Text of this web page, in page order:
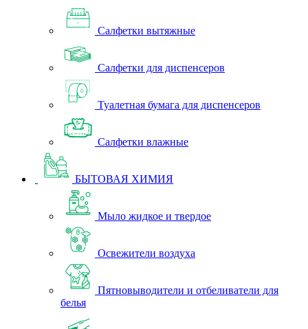
Салфетки вытяжные
Салфетки для диспенсеров
Туалетная бумага для диспенсеров
Салфетки влажные
БЫТОВАЯ ХИМИЯ
Мыло жидкое и твердое
Освежители воздуха
Пятновыводители и отбеливатели для
белья